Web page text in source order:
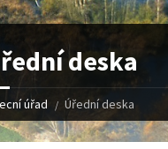
deska
úřad Úřední deska